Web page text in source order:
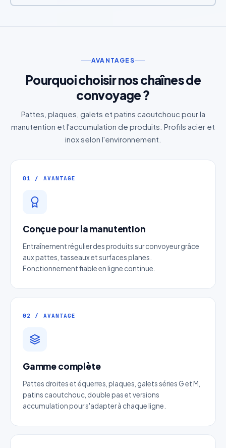
AVANTAGES
Pourquoi choisir nos chaînes de
convoyage ?
Pattes, plaques, galets et patins caoutchouc pour la
manutention et l'accumulation de produits. Profils acier et
inox selon l'environnement.
01 / AVANTAGE
Conçue pour la manutention
Entraînement régulier des produits sur convoyeur grâce
aux pattes, tasseaux et surfaces planes.
Fonctionnement fiable en ligne continue.
02 / AVANTAGE
Gamme complète
Pattes droites et équerres, plaques, galets séries G et M,
patins caoutchouc, double pas et versions
accumulation pour s'adapter à chaque ligne.
Devis Chaine à picots
Entreprise